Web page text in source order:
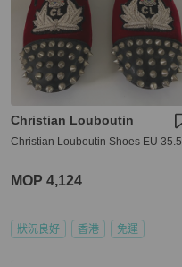
Christian Louboutin
Christian Louboutin Shoes EU 35.5
MOP 4,124
狀況良好 香港 免運